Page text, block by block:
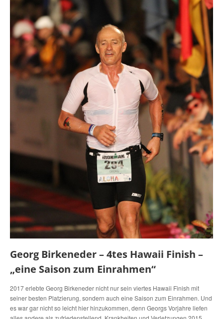
Georg Birkeneder – 4tes Hawaii Finish –
„eine Saison zum Einrahmen“
2017 erlebte Georg Birkeneder nicht nur sein viertes Hawaii Finish mit
seiner besten Platzierung, sondern auch eine Saison zum Einrahmen. Und
es war gar nicht so leicht hier hinzukommen, denn Georgs Vorjahre liefen